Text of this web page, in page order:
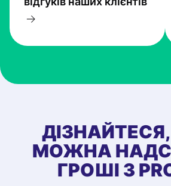
МОЖНА
ГРОШІ З